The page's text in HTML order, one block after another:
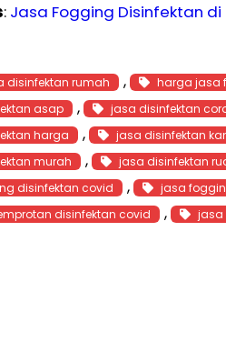
: Jasa Fogging Disinfektan di
disinfektan rumah , harga jasa
asap , jasa disinfektan
harga , jasa disinfektan
murah , jasa disinfektan
disinfektan covid , jasa
disinfektan covid , jasa